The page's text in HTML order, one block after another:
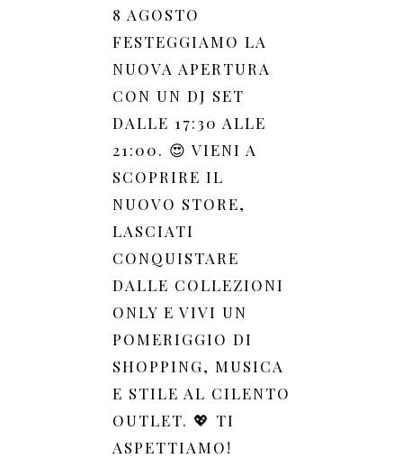
8 AGOSTO
FESTEGGIAMO LA
NUOVA APERTURA
CON UN DJ SET
DALLE 17:30 ALLE
21:00. 😍 VIENI A
SCOPRIRE IL
NUOVO STORE,
LASCIATI
CONQUISTARE
DALLE COLLEZIONI
ONLY E VIVI UN
POMERIGGIO DI
SHOPPING, MUSICA
E STILE AL CILENTO
OUTLET. 💖 TI
ASPETTIAMO!